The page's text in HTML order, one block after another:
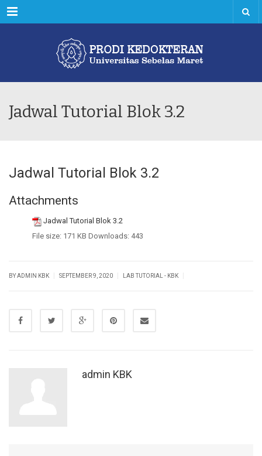
Menu
Jadwal Tutorial Blok 3.2
Jadwal Tutorial Blok 3.2
Attachments
Jadwal Tutorial Blok 3.2
File size: 171 KB Downloads: 443
BY ADMIN KBK SEPTEMBER 9, 2020 LAB TUTORIAL - KBK
admin KBK